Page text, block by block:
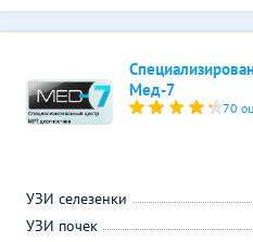
Мед-7
70
УЗИ селезенки
УЗИ почек